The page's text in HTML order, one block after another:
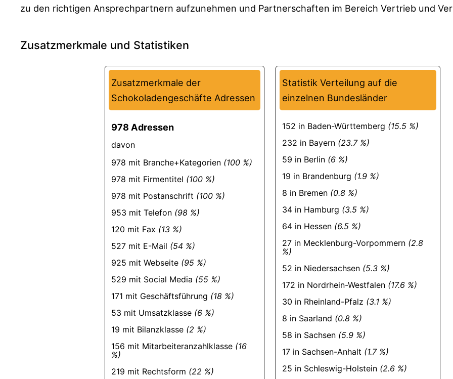
zu den richtigen Ansprechpartnern aufzunehmen und Partnerschaften im Bereich Vertrieb und
Zusatzmerkmale und Statistiken
Zusatzmerkmale der
Schokoladengeschäfte Adressen
978 Adressen
davon
978 mit Branche+Kategorien (100 %)
978 mit Firmentitel (100 %)
978 mit Postanschrift (100 %)
953 mit Telefon (98 %)
120 mit Fax (13 %)
527 mit E-Mail (54 %)
925 mit Webseite (95 %)
529 mit Social Media (55 %)
171 mit Geschäftsführung (18 %)
53 mit Umsatzklasse (6 %)
19 mit Bilanzklasse (2 %)
156 mit Mitarbeiteranzahlklasse (16
%)
219 mit Rechtsform (22 %)
Statistik Verteilung auf die
einzelnen Bundesländer
152 in Baden-Württemberg (15.5 %)
232 in Bayern (23.7 %)
59 in Berlin (6 %)
19 in Brandenburg (1.9 %)
8 in Bremen (0.8 %)
34 in Hamburg (3.5 %)
64 in Hessen (6.5 %)
27 in Mecklenburg-Vorpommern (2.8
%)
52 in Niedersachsen (5.3 %)
172 in Nordrhein-Westfalen (17.6 %)
30 in Rheinland-Pfalz (3.1 %)
8 in Saarland (0.8 %)
58 in Sachsen (5.9 %)
17 in Sachsen-Anhalt (1.7 %)
25 in Schleswig-Holstein (2.6 %)